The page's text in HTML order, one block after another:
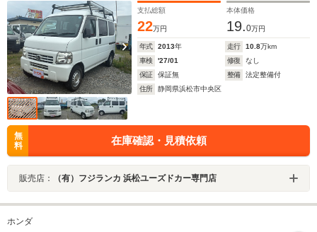
支払総額
22万円
本体価格
19.0万円
年式 2013年 走行 10.8万km
車検
'27/01 修復
なし
保証
保証無 整備
法定整備付
住所
静岡県浜松市中央区
無
料
在庫確認・見積依頼
販売店： （有）フジランカ 浜松ユーズドカー専門店
ホンダ